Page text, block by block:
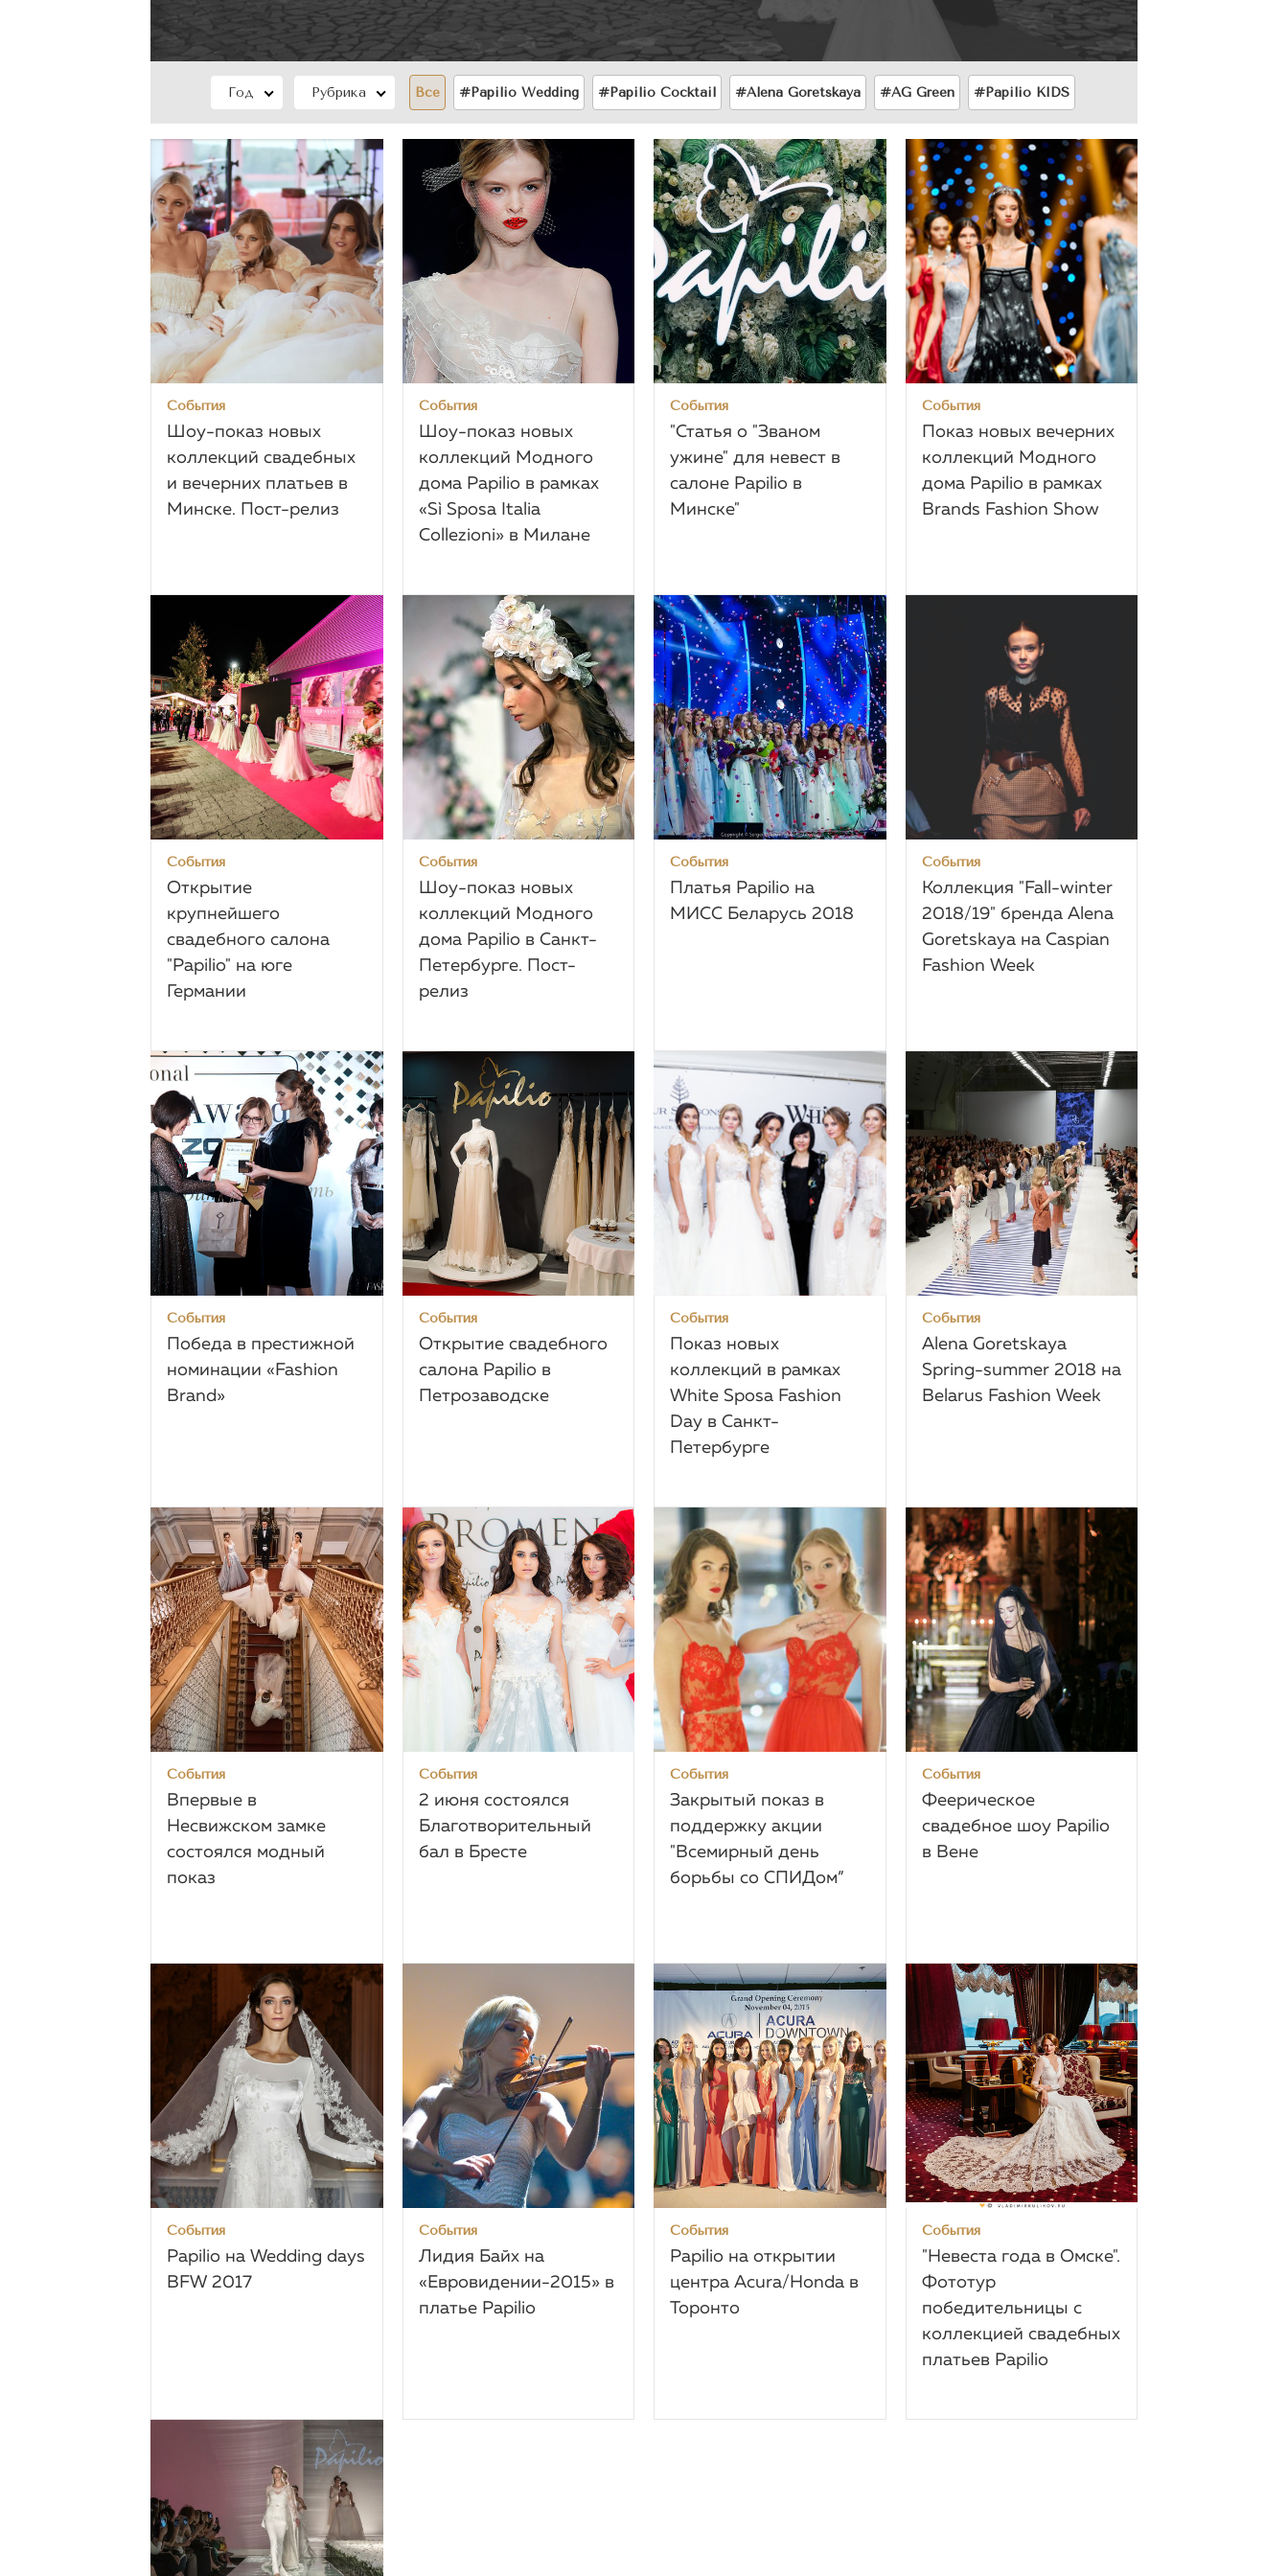
Год Рубрика Все #Papilio Wedding #Papilio Сocktail #Alena Goretskaya #AG Green #Papilio KIDS
События
Шоу-показ новых
коллекций свадебных
и вечерних платьев в
Минске. Пост-релиз
События
Шоу-показ новых
коллекций Модного
дома Papilio в рамках
«Sì Sposa Italia
Collezioni» в Милане
События
"Статья о "Званом
ужине" для невест в
салоне Papilio в
Минcке"
События
Показ новых вечерних
коллекций Модного
дома Papilio в рамках
Brands Fashion Show
События
Открытие
крупнейшего
свадебного салона
"Papilio" на юге
Германии
События
Шоу-показ новых
коллекций Модного
дома Papilio в Санкт-
Петербурге. Пост-
релиз
События
Платья Papilio на
МИСС Беларусь 2018
События
Коллекция "Fall-winter
2018/19" бренда Alena
Goretskaya на Caspian
Fashion Week
События
Победа в престижной
номинации «Fashion
Brand»
События
Открытие свадебного
салона Papilio в
Петрозаводске
События
Показ новых
коллекций в рамках
White Sposa Fashion
Day в Санкт-
Петербурге
События
Alena Goretskaya
Spring-summer 2018 на
Belarus Fashion Week
События
Впервые в
Несвижском замке
состоялся модный
показ
События
2 июня состоялся
Благотворительный
бал в Бресте
События
Закрытый показ в
поддержку акции
"Всемирный день
борьбы со СПИДом”
События
Феерическое
свадебное шоу Papilio
в Вене
События
Papilio на Wedding days
BFW 2017
События
Лидия Байх на
«Евровидении-2015» в
платье Papilio
События
Papilio на открытии
центра Acura/Honda в
Торонто
События
"Невеста года в Омске".
Фототур
победительницы c
коллекцией свадебных
платьев Papilio